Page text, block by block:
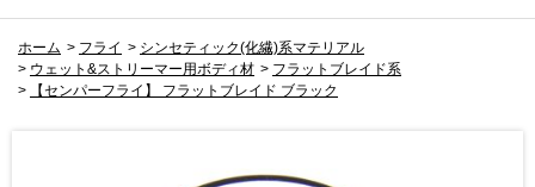
ホーム > フライ > シンセティック(化繊)系マテリアル
> ウェット&ストリーマー用ボディ材 > フラットブレイド系
>
【センパーフライ】 フラットブレイド ブラック